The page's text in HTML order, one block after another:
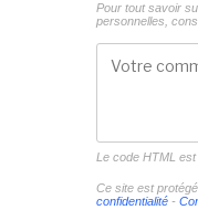
Pour tout savoir
personnelles,
Le code HTML
Ce site est
confidentialité-